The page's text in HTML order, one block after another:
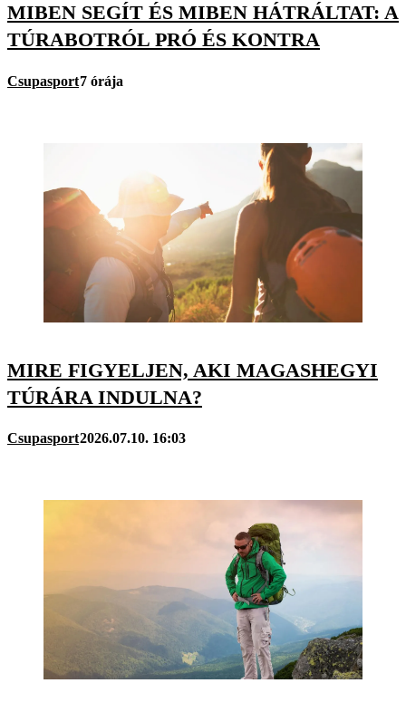
MIBEN SEGÍT ÉS MIBEN HÁTRÁLTAT: A
TÚRABOTRÓL PRÓ ÉS KONTRA
Csupasport7 órája
MIRE FIGYELJEN, AKI MAGASHEGYI
TÚRÁRA INDULNA?
Csupasport2026.07.10. 16:03